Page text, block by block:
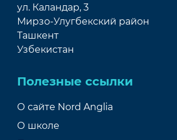
ул. Каландар, 3
Мирзо-Улугбекский район
Ташкент
Узбекистан
Полезные ссылки
О сайте Nord Anglia
О школе